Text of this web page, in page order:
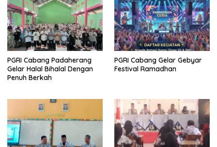
PGRI Cabang Padaherang
Gelar Halal Bihalal Dengan
Penuh Berkah
PGRI Cabang Gelar Gebyar
Festival Ramadhan